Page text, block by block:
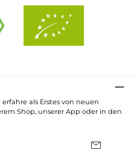
als Erstes von neuen
Shop, unserer App oder in den